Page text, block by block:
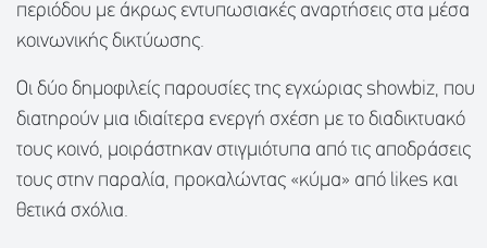
περιόδου με άκρως εντυπωσιακές αναρτήσεις στα μέσα
κοινωνικής δικτύωσης.
Οι δύο δημοφιλείς παρουσίες της εγχώριας showbiz, που
διατηρούν μια ιδιαίτερα ενεργή σχέση με το διαδικτυακό
τους κοινό, μοιράστηκαν στιγμιότυπα από τις αποδράσεις
τους στην παραλία, προκαλώντας «κύμα» από likes και
θετικά σχόλια.